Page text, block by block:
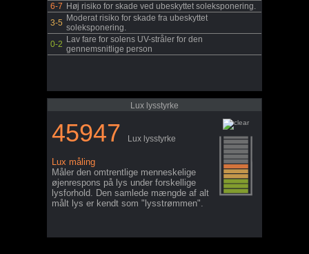
6-7 Høj risiko for skade ved ubeskyttet soleksponering.
3-5 Moderat risiko for skade fra ubeskyttet
soleksponering.
0-2 Lav fare for solens UV-stråler for den
gennemsnitlige person
Lux lysstyrke
45947 Lux lysstyrke
Lux måling
Måler den omtrentlige menneskelige
øjenrespons på lys under forskellige
lysforhold. Den samlede mængde af alt
målt lys er kendt som "lysstrømmen".